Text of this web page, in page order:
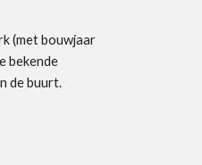
(met bouwjaar
bekende
de buurt.